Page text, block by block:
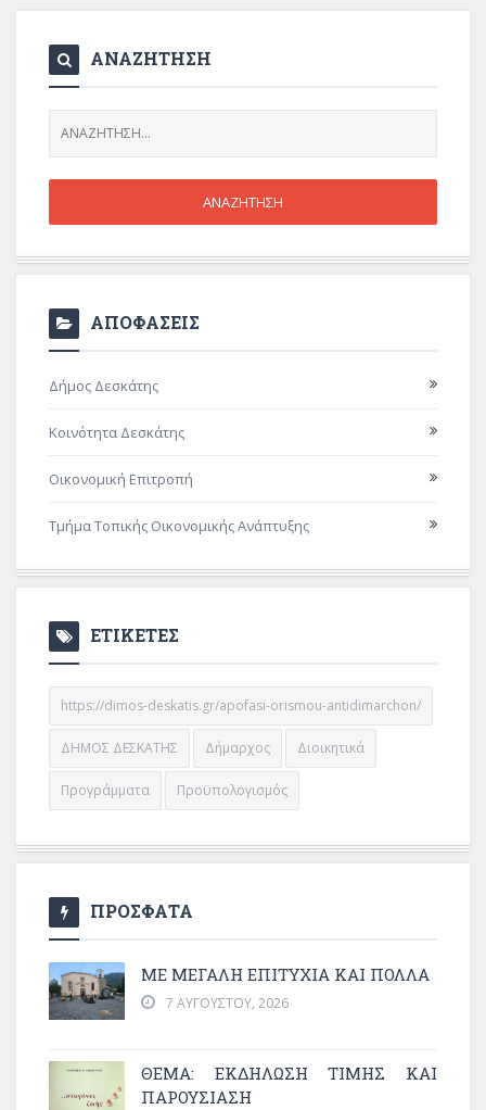
ΑΝΑΖΗΤΗΣΗ
ΑΠΟΦΑΣΕΙΣ
Δήμος Δεσκάτης
Κοινότητα Δεσκάτης
Οικονομική Επιτροπή
Τμήμα Τοπικής Οικονομικής Ανάπτυξης
ΕΤΙΚΕΤΕΣ
https://dimos-deskatis.gr/apofasi-orismou-antidimarchon/
ΔΗΜΟΣ ΔΕΣΚΑΤΗΣ Δήμαρχος Διοικητικά
Προγράμματα Προϋπολογισμός
ΠΡΟΣΦΑΤΑ
ΜΕ ΜΕΓΆΛΗ ΕΠΙΤΥΧΊΑ ΚΑΙ ΠΟΛΛΆ
7 ΑΥΓΟΎΣΤΟΥ, 2026
ΘΈΜΑ: ΕΚΔΉΛΩΣΗ ΤΙΜΉΣ ΚΑΙ
ΠΑΡΟΥΣΊΑΣΗ